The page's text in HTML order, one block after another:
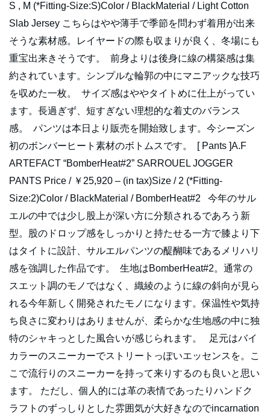
S , M (*Fitting-Size:S)Color / BlackMaterial / Light Cotton
Slab Jersey こちらはやや薄手で季節を問わず着用が出来
そうな素材感。レイヤードの際も収まりが良く、冬場にも
重宝出来きそうです。 前身よりは後身に線の構築感は集
約されています。シンプルな輪郭の中にマニアックな技巧
を収めた一枚。 サイズ感はややタイトめに仕上がってい
ます。長過ぎず、短すぎない理想的な着丈のバランス
感。 パンツは本日より販売を開始致します。今シーズン
初のボンバーヒート素材のボトムスです。 [ Pants ]A.F
ARTEFACT “BomberHeat#2” SARROUEL JOGGER
PANTS Price / ￥25,920 – (in tax)Size / 2 (*Fitting-
Size:2)Color / BlackMaterial / BomberHeat#2 今年のサル
エルの中では少し股上が深い方に分類されるであろう新
型。股のドロップ感をしっかりと持たせる一方で膝より下
はタイトに設計、サルエルパンツの醍醐味であるメリハリ
感を強調した作品です。 生地はBomberHeat#2。通常の
スエット調のモノではなく、織綾のように線の斜向が見ら
れる今年新しく開発されたモノになります。保温性や気持
ち良さに変わりはありませんが、柔らかな生地感の中に独
特のシャキっとした風合いが感じられます。 足元はバイ
カラーのスニーカーでストリートっぽいエッセンスを。こ
こで流行りのスニーカーを持って来りするのも良いと思い
ます。 ただし、個人的には革の表情であったりハンドク
ラフトのずっしりとした雰囲気が大好きなのでincarnation